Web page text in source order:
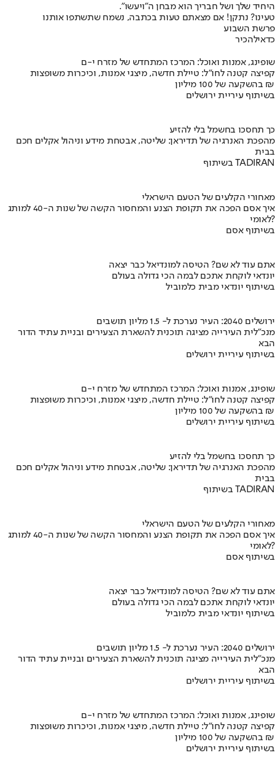
היחיד שלך ושל חבריך הוא מבחן ה"ויעשו".
טעינו? נתקן! אם מצאתם טעות בכתבה, נשמח שתשתפו אותנו
פרשת השבוע
כדאילהכיר
שופינג, אמנות ואוכל: המרכז המתחדש של מזרח י-ם
קפיצה קטנה לחו"ל: טיילת חדשה, מיצגי אמנות, וכיכרות משופצות
בהשקעה של 100 מיליון ₪
בשיתוף עיריית ירושלים
כך תחסכו בחשמל בלי להזיע
מהפכת האנרגיה של תדיראן: שליטה, אבטחת מידע וניהול אקלים חכם
בבית
בשיתוף TADIRAN
מאחורי הקלעים של הטעם הישראלי
איך אסם הפכה את תקופת הצנע והמחסור הקשה של שנות ה-40 למותג
לאומי?
בשיתוף אסם
אתם עוד לא שם? הטיסה למונדיאל כבר יצאה
יונדאי לוקחת אתכם לבמה הכי גדולה בעולם
בשיתוף יונדאי מבית כלמוביל
ירושלים 2040: העיר נערכת ל- 1.5 מליון תושבים
מנכ"לית העירייה מציגה תוכנית להשארת הצעירים ובניית עתיד הדור
הבא
בשיתוף עיריית ירושלים
שופינג, אמנות ואוכל: המרכז המתחדש של מזרח י-ם
קפיצה קטנה לחו"ל: טיילת חדשה, מיצגי אמנות, וכיכרות משופצות
בהשקעה של 100 מיליון ₪
בשיתוף עיריית ירושלים
כך תחסכו בחשמל בלי להזיע
מהפכת האנרגיה של תדיראן: שליטה, אבטחת מידע וניהול אקלים חכם
בבית
בשיתוף TADIRAN
מאחורי הקלעים של הטעם הישראלי
איך אסם הפכה את תקופת הצנע והמחסור הקשה של שנות ה-40 למותג
לאומי?
בשיתוף אסם
אתם עוד לא שם? הטיסה למונדיאל כבר יצאה
יונדאי לוקחת אתכם לבמה הכי גדולה בעולם
בשיתוף יונדאי מבית כלמוביל
ירושלים 2040: העיר נערכת ל- 1.5 מליון תושבים
מנכ"לית העירייה מציגה תוכנית להשארת הצעירים ובניית עתיד הדור
הבא
בשיתוף עיריית ירושלים
שופינג, אמנות ואוכל: המרכז המתחדש של מזרח י-ם
קפיצה קטנה לחו"ל: טיילת חדשה, מיצגי אמנות, וכיכרות משופצות
בהשקעה של 100 מיליון ₪
בשיתוף עיריית ירושלים